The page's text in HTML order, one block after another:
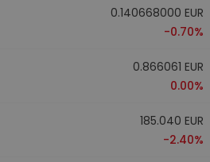
0.140668000 EUR
-0.70%
0.866061 EUR
0.00%
185.040 EUR
-2.40%